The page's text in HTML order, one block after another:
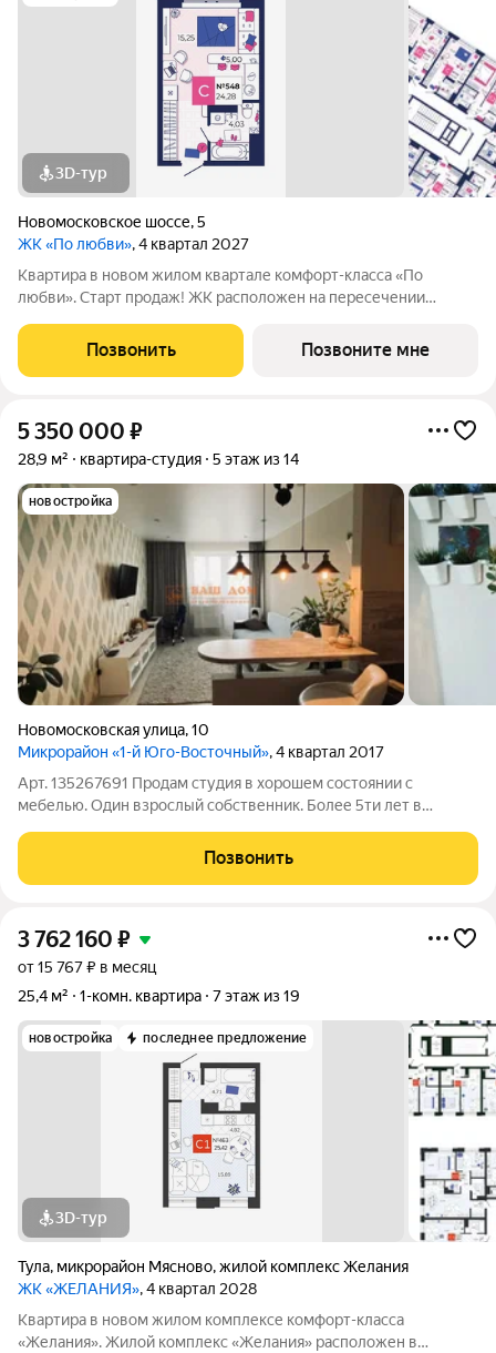
3D-тур
Новомосковское шоссе,5
ЖК «По любви», 4 квартал 2027
Квартира в новом жилом квартале комфорт-класса «По
любви». Старт продаж! ЖК расположен на пересечении
Новомоскосвкого шоссе. Это молодой, активный и динамично
развивающийся район. Рядом
Позвонить Позвоните мне
5 350 000 ₽
28,9 м² квартира-студия 5 этаж из 14
новостройка
Новомосковская улица,10
Микрорайон «1-й Юго-Восточный», 4 квартал 2017
Арт. 135267691 Продам студия в хорошем состоянии с
мебелью. Один взрослый собственник. Более 5ти лет в
Позвонить
3 762 160 ₽
от 15 767 ₽ в месяц
25,4 м²
1-комн. квартира 7 этаж из 19
новостройка последнее предложение
3D-тур
Тула, микрорайон Мясново,жилой комплекс Желания
ЖК «ЖЕЛАНИЯ», 4 квартал 2028
Квартира в новом жилом комплексе комфорт-класса
«Желания». Жилой комплекс «Желания» расположен в